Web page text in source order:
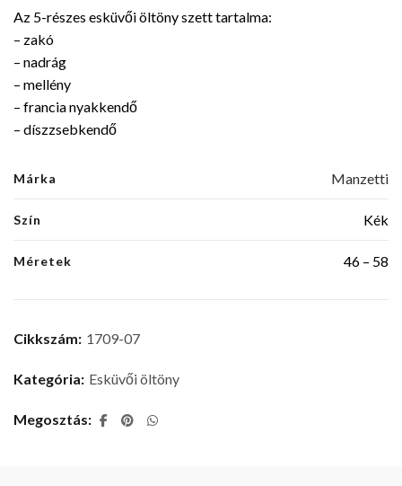
Az 5-részes esküvői öltöny szett tartalma:
– zakó
– nadrág
– mellény
– francia nyakkendő
– díszzsebkendő
Márka Manzetti
Szín Kék
Méretek 46 – 58
Cikkszám: 1709-07
Kategória: Esküvői öltöny
Megosztás